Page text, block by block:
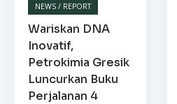
NEWS / REPORT
Wariskan DNA
Inovatif,
Petrokimia Gresik
Luncurkan Buku
Perjalanan 4